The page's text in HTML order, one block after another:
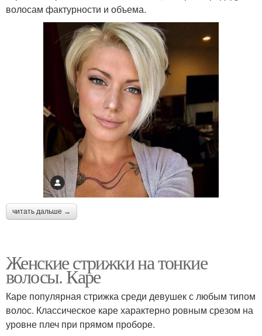
Объёмная стрижка
Каскад без укладки Итальянская стрижка
Стрижка на коротких
волосах
Стрижка в
классическом
исполнении
Стрижки на прямые
Укладки для круглого
Стрижки для круглого
лица
Неприхотливая стрижка
Популярная стрижка Многослойная стрижка
волосам фактурности и объема.
читать дальше →
Женские стрижки на тонкие
волосы. Каре
Каре популярная стрижка среди девушек с любым типом
волос. Классическое каре характерно ровным срезом на
уровне плеч при прямом проборе.